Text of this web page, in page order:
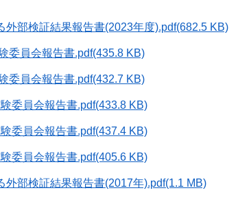
外部検証結果報告書(2023年度).pdf(682.5 KB)
委員会報告書.pdf(435.8 KB)
委員会報告書.pdf(432.7 KB)
委員会報告書.pdf(433.8 KB)
委員会報告書.pdf(437.4 KB)
委員会報告書.pdf(405.6 KB)
外部検証結果報告書(2017年).pdf(1.1 MB)